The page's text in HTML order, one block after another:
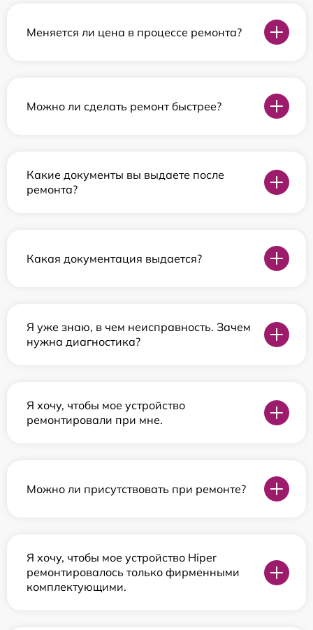
Меняется ли цена в процессе ремонта?
Можно ли сделать ремонт быстрее?
Какие документы вы выдаете после
ремонта?
Какая документация выдается?
Я уже знаю, в чем неисправность. Зачем
нужна диагностика?
Я хочу, чтобы мое устройство
ремонтировали при мне.
Можно ли присутствовать при ремонте?
Я хочу, чтобы мое устройство Hiper
ремонтировалось только фирменными
комплектующими.